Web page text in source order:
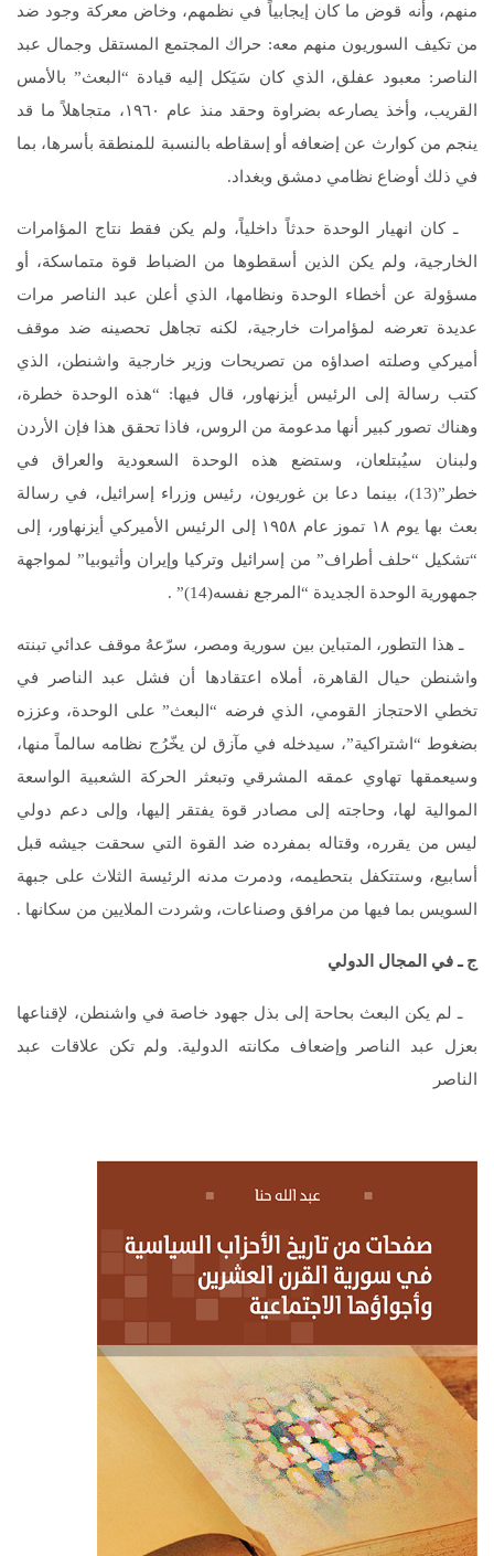
منهم، وأنه قوض ما كان إيجابياً في نظمهم، وخاض معركة وجود ضد
من تكيف السوريون منهم معه: حراك المجتمع المستقل وجمال عبد
الناصر: معبود عفلق، الذي كان سَيَكل إليه قيادة “البعث” بالأمس
القريب، وأخذ يصارعه بضراوة وحقد منذ عام ١٩٦٠، متجاهلاً ما قد
ينجم من كوارث عن إضعافه أو إسقاطه بالنسبة للمنطقة بأسرها، بما
في ذلك أوضاع نظامي دمشق وبغداد.
ـ كان انهيار الوحدة حدثاً داخلياً، ولم يكن فقط نتاج المؤامرات
الخارجية، ولم يكن الذين أسقطوها من الضباط قوة متماسكة، أو
مسؤولة عن أخطاء الوحدة ونظامها، الذي أعلن عبد الناصر مرات
عديدة تعرضه لمؤامرات خارجية، لكنه تجاهل تحصينه ضد موقف
أميركي وصلته اصداؤه من تصريحات وزير خارجية واشنطن، الذي
كتب رسالة إلى الرئيس أيزنهاور، قال فيها: “هذه الوحدة خطرة،
وهناك تصور كبير أنها مدعومة من الروس، فاذا تحقق هذا فإن الأردن
ولبنان سيُبتلعان، وستضع هذه الوحدة السعودية والعراق في
خطر”(13)، بينما دعا بن غوريون، رئيس وزراء إسرائيل، في رسالة
بعث بها يوم ١٨ تموز عام ١٩٥٨ إلى الرئيس الأميركي أيزنهاور، إلى
“تشكيل “حلف أطراف” من إسرائيل وتركيا وإيران وأثيوبيا” لمواجهة
جمهورية الوحدة الجديدة “المرجع نفسه(14)” .
ـ هذا التطور، المتباين بين سورية ومصر، سرّعهُ موقف عدائي تبنته
واشنطن حيال القاهرة، أملاه اعتقادها أن فشل عبد الناصر في
تخطي الاحتجاز القومي، الذي فرضه “البعث” على الوحدة، وعززه
بضغوط “اشتراكية”، سيدخله في مآزق لن يخّرُج نظامه سالماً منها،
وسيعمقها تهاوي عمقه المشرقي وتبعثر الحركة الشعبية الواسعة
الموالية لها، وحاجته إلى مصادر قوة يفتقر إليها، وإلى دعم دولي
ليس من يقرره، وقتاله بمفرده ضد القوة التي سحقت جيشه قبل
أسابيع، وستتكفل بتحطيمه، ودمرت مدنه الرئيسة الثلاث على جبهة
السويس بما فيها من مرافق وصناعات، وشردت الملايين من سكانها .
ج ـ في المجال الدولي
ـ لم يكن البعث بحاحة إلى بذل جهود خاصة في واشنطن، لإقناعها
بعزل عبد الناصر وإضعاف مكانته الدولية. ولم تكن علاقات عبد
الناصر